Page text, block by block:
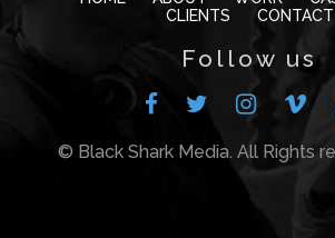
CLIENTS
CONTACT
Follow us
© Black Shark Media. All Rights